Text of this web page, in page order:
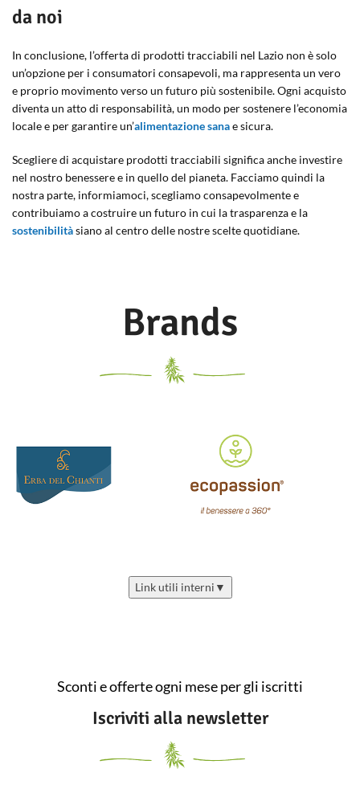
da noi
In conclusione, l’offerta di prodotti tracciabili nel Lazio non è solo
un’opzione per i consumatori consapevoli, ma rappresenta un vero
e proprio movimento verso un futuro più sostenibile. Ogni acquisto
diventa un atto di responsabilità, un modo per sostenere l’economia
locale e per garantire un’alimentazione sanae sicura.
Scegliere di acquistare prodotti tracciabili significa anche investire
nel nostro benessere e in quello del pianeta. Facciamo quindi la
nostra parte, informiamoci, scegliamo consapevolmente e
contribuiamo a costruire un futuro in cui la trasparenza e la
sostenibilitàsiano al centro delle nostre scelte quotidiane.
Brands
Link utili interni ▼
Sconti e offerte ogni mese per gli iscritti
Iscriviti alla newsletter